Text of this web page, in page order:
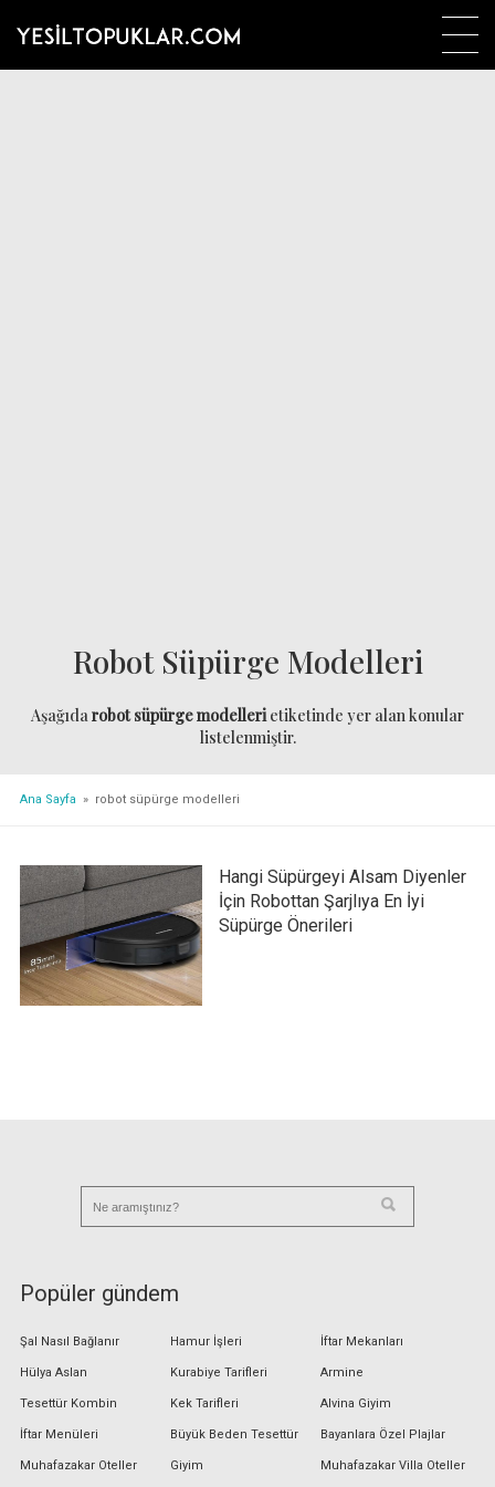
Robot Süpürge Modelleri
Aşağıdarobot süpürge modellerietiketinde yer alan konular
listelenmiştir.
Ana Sayfa » robot süpürge modelleri
Hangi Süpürgeyi Alsam Diyenler
İçin Robottan Şarjlıya En İyi
Süpürge Önerileri
Popüler gündem
Şal Nasıl Bağlanır
Hülya Aslan
Tesettür Kombin
İftar Menüleri
Muhafazakar Oteller
Hamur İşleri
Kurabiye Tarifleri
Kek Tarifleri
Büyük Beden Tesettür
Giyim
İftar Mekanları
Armine
Alvina Giyim
Bayanlara Özel Plajlar
Muhafazakar Villa Oteller